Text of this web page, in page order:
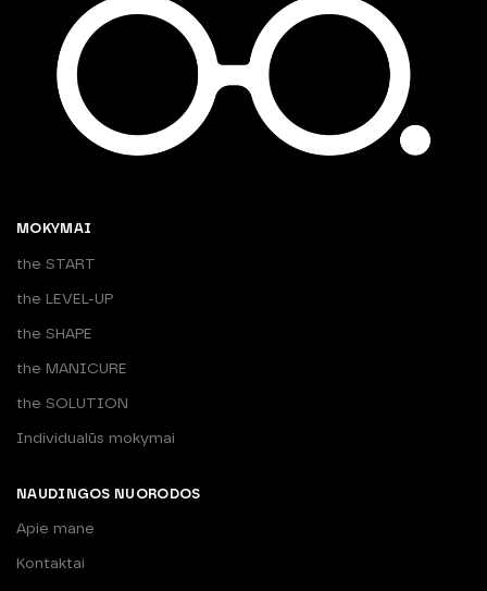
MOKYMAI
the START
the LEVEL-UP
the SHAPE
the MANICURE
the SOLUTION
Individualūs mokymai
NAUDINGOS NUORODOS
Apie mane
Kontaktai